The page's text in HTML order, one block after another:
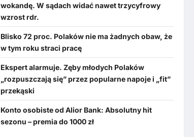
wokandę. W sądach widać nawet trzycyfrowy
wzrost rdr.
Blisko 72 proc. Polaków nie ma żadnych obaw, że
w tym roku straci pracę
Ekspert alarmuje. Zęby młodych Polaków
„rozpuszczają się” przez popularne napoje i „fit”
przekąski
Konto osobiste od Alior Bank: Absolutny hit
sezonu – premia do 1000 zł